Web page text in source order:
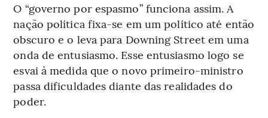
O “governo por espasmo” funciona assim. A
nação política fixa-se em um político até então
obscuro e o leva para Downing Street em uma
onda de entusiasmo. Esse entusiasmo logo se
esvai à medida que o novo primeiro-ministro
passa dificuldades diante das realidades do
poder.